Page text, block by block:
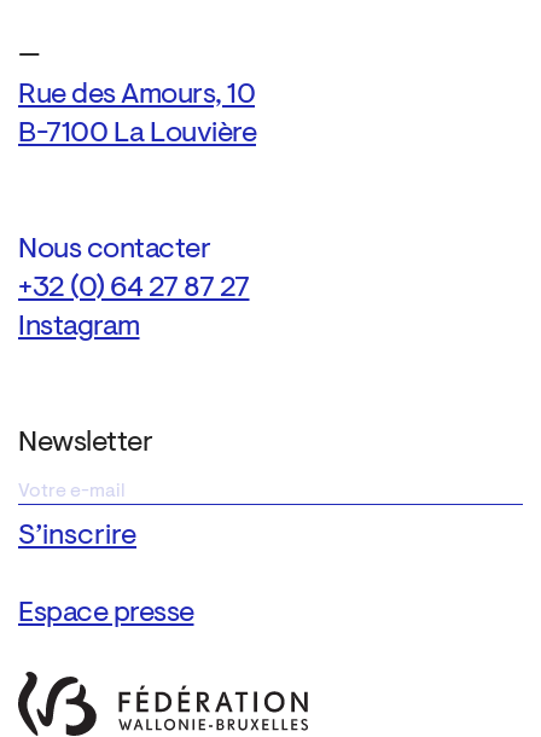
—
Rue des Amours, 10
B-7100 La Louvière
Nous contacter
+32 (0) 64 27 87 27
Instagram
Newsletter
Espace presse